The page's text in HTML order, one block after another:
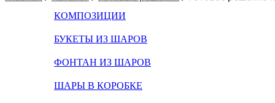
КОМПОЗИЦИИ
БУКЕТЫ ИЗ ШАРОВ
ФОНТАН ИЗ ШАРОВ
ШАРЫ В КОРОБКЕ